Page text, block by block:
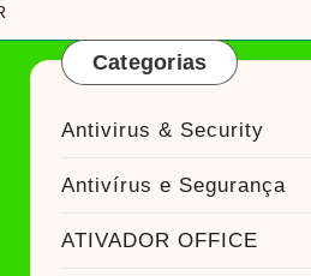
Crackeado
Categorias
Antivirus & Security
Antivírus e Segurança
ATIVADOR OFFICE